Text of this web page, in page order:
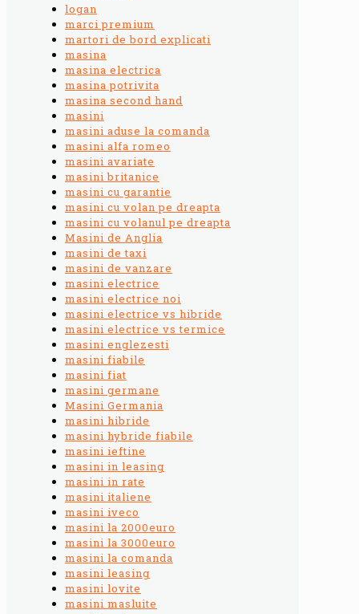
logan
marci premium
martori de bord explicati
masina
masina electrica
masina potrivita
masina second hand
masini
masini aduse la comanda
masini alfa romeo
masini avariate
masini britanice
masini cu garantie
masini cu volan pe dreapta
masini cu volanul pe dreapta
Masini de Anglia
masini de taxi
masini de vanzare
masini electrice
masini electrice noi
masini electrice vs hibride
masini electrice vs termice
masini englezesti
masini fiabile
masini fiat
masini germane
Masini Germania
masini hibride
masini hybride fiabile
masini ieftine
masini in leasing
masini in rate
masini italiene
masini iveco
masini la 2000euro
masini la 3000euro
masini la comanda
masini leasing
masini lovite
masini masluite